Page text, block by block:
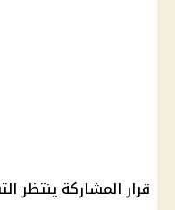
قرار المشاركة ينتظر